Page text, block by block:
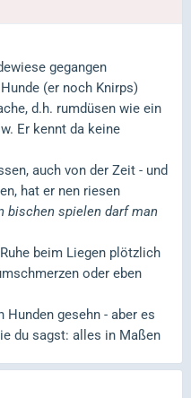
gegangen
(er noch Knirps)
d.h. rumdüsen wie ein
Er kennt da keine
auch von der Zeit - und
hat er nen riesen
bischen spielen darf man
beim Liegen plötzlich
oder eben
Hunden gesehn - aber es
du sagst: alles in Maßen